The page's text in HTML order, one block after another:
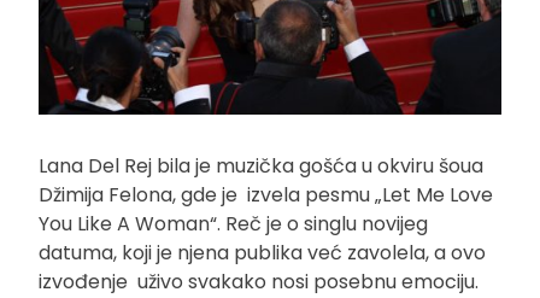
Lana Del Rej bila je muzička gošća u okviru šoua
Džimija Felona, gde je izvela pesmu „Let Me Love
You Like A Woman“. Reč je o singlu novijeg
datuma, koji je njena publika već zavolela, a ovo
izvođenje uživo svakako nosi posebnu emociju.